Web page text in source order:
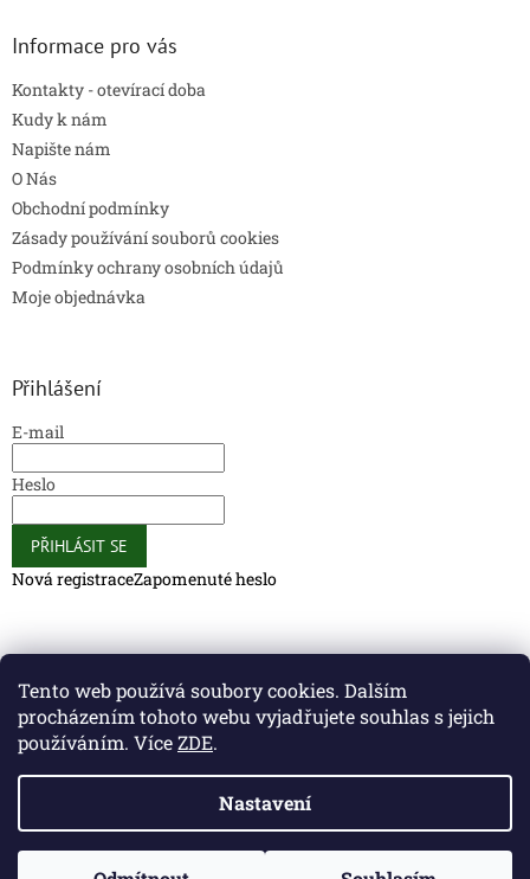
Tento web používá soubory cookies. Dalším
procházením tohoto webu vyjadřujete souhlas s jejich
používáním. VíceZDE.
Nastavení
Informace pro vás
Kontakty - otevírací doba
Kudy k nám
Napište nám
O Nás
Obchodní podmínky
Zásady používání souborů cookies
Podmínky ochrany osobních údajů
Moje objednávka
Přihlášení
E-mail
Heslo
PŘIHLÁSIT SE
Nová registraceZapomenuté heslo
Caliber Club - Gun Store